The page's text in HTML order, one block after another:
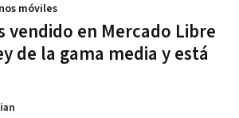
vendido en Mercado Libre
de la gama media y está
móviles